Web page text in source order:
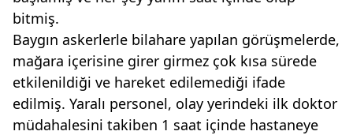
bitmiş.
Baygın askerlerle bilahare yapılan görüşmelerde,
mağara içerisine girer girmez çok kısa sürede
etkilenildiği ve hareket edilemediği ifade
edilmiş. Yaralı personel, olay yerindeki ilk doktor
müdahalesini takiben 1 saat içinde hastaneye